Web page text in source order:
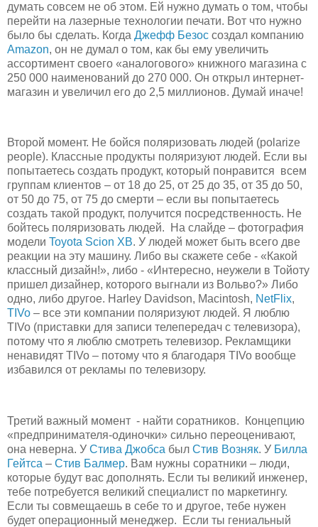
думать совсем не об этом. Ей нужно думать о том, чтобы
перейти на лазерные технологии печати. Вот что нужно
было бы сделать. Когда Джефф Безос создал компанию
Amazon, он не думал о том, как бы ему увеличить
ассортимент своего «аналогового» книжного магазина с
250 000 наименований до 270 000. Он открыл интернет-
магазин и увеличил его до 2,5 миллионов. Думай иначе!
Второй момент. Не бойся поляризовать людей (polarize
people). Классные продукты поляризуют людей. Если вы
попытаетесь создать продукт, который понравится всем
группам клиентов – от 18 до 25, от 25 до 35, от 35 до 50,
от 50 до 75, от 75 до смерти – если вы попытаетесь
создать такой продукт, получится посредственность. Не
бойтесь поляризовать людей. На слайде – фотография
модели Toyota Scion XB. У людей может быть всего две
реакции на эту машину. Либо вы скажете себе - «Какой
классный дизайн!», либо - «Интересно, неужели в Тойоту
пришел дизайнер, которого выгнали из Вольво?» Либо
одно, либо другое. Harley Davidson, Macintosh, NetFlix,
TIVo – все эти компании поляризуют людей. Я люблю
TIVo (приставки для записи телепередач с телевизора),
потому что я люблю смотреть телевизор. Рекламщики
ненавидят TIVo – потому что я благодаря TIVo вообще
избавился от рекламы по телевизору.
Третий важный момент - найти соратников. Концепцию
«предпринимателя-одиночки» сильно переоценивают,
она неверна. У Стива Джобса был Стив Возняк. У Билла
Гейтса – Стив Балмер. Вам нужны соратники – люди,
которые будут вас дополнять. Если ты великий инженер,
тебе потребуется великий специалист по маркетингу.
Если ты совмещаешь в себе то и другое, тебе нужен
будет операционный менеджер. Если ты гениальный